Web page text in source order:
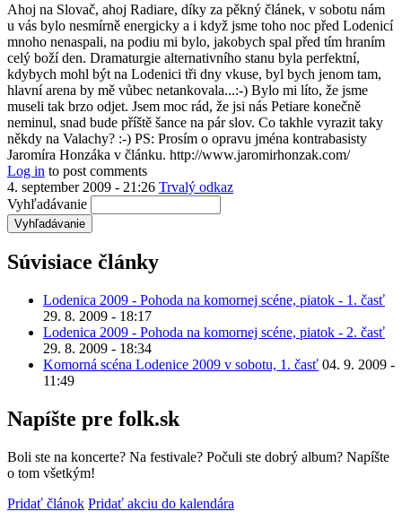
Ahoj na Slovač, ahoj Radiare, díky za pěkný článek, v sobotu nám
u vás bylo nesmírně energicky a i když jsme toho noc před Lodenicí
mnoho nenaspali, na podiu mi bylo, jakobych spal před tím hraním
celý boží den. Dramaturgie alternativního stanu byla perfektní,
kdybych mohl být na Lodenici tři dny vkuse, byl bych jenom tam,
hlavní arena by mě vůbec netankovala...:-) Bylo mi líto, že jsme
museli tak brzo odjet. Jsem moc rád, že jsi nás Petiare konečně
neminul, snad bude příště šance na pár slov. Co takhle vyrazit taky
někdy na Valachy? :-) PS: Prosím o opravu jména kontrabasisty
Jaromíra Honzáka v článku. http://www.jaromirhonzak.com/
Log in to post comments
4. september 2009 - 21:26 Trvalý odkaz
Vyhľadávanie
Súvisiace články
Lodenica 2009 - Pohoda na komornej scéne, piatok - 1. časť
29. 8. 2009 - 18:17
Lodenica 2009 - Pohoda na komornej scéne, piatok - 2. časť
29. 8. 2009 - 18:34
Komorná scéna Lodenice 2009 v sobotu, 1. časť 04. 9. 2009 -
11:49
Napíšte pre folk.sk
Boli ste na koncerte? Na festivale? Počuli ste dobrý album? Napíšte
o tom všetkým!
Pridať článok Pridať akciu do kalendára